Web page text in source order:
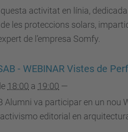
activitat en línia,
les proteccions solars,
de l’empresa Somfy.
- WEBINAR Vistes de
18:00 a 19:00 —
Alumni va participar en un nou
activismo editorial en